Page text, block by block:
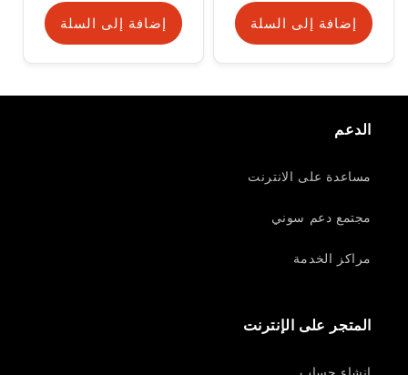
إضافة إلى السلة إضافة إلى السلة
الدعم
مساعدة على الانترنت
مجتمع دعم سوني
مراكز الخدمة
المتجر على الإنترنت